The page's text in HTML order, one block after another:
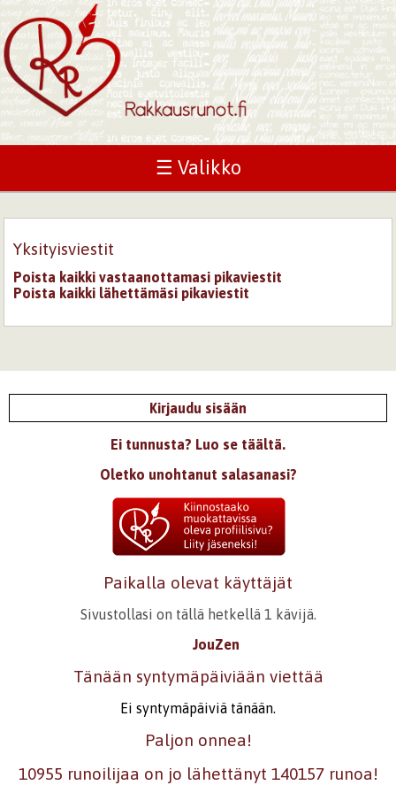
☰ Valikko
Yksityisviestit
Poista kaikki vastaanottamasi pikaviestit
Poista kaikki lähettämäsi pikaviestit
Kirjaudu sisään
Ei tunnusta? Luo se täältä.
Oletko unohtanut salasanasi?
Paikalla olevat käyttäjät
Sivustollasi on tällä hetkellä 1 kävijä.
JouZen
Tänään syntymäpäiviään viettää
Ei syntymäpäiviä tänään.
Paljon onnea!
10955 runoilijaa on jo lähettänyt 140157 runoa!